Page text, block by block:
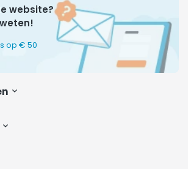
website?
op € 50